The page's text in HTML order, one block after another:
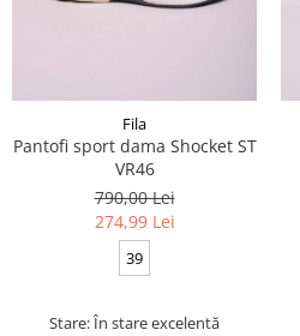
Fila
Pantofi sport dama Shocket ST
VR46
790,00 Lei
274,99 Lei
39
Stare: În stare excelentă